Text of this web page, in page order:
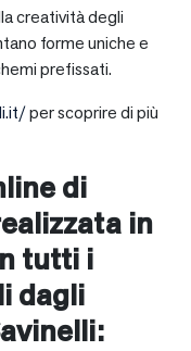
creatività degli
forme uniche e
prefissati.
per scoprire di più
di
in
tutti i
dagli